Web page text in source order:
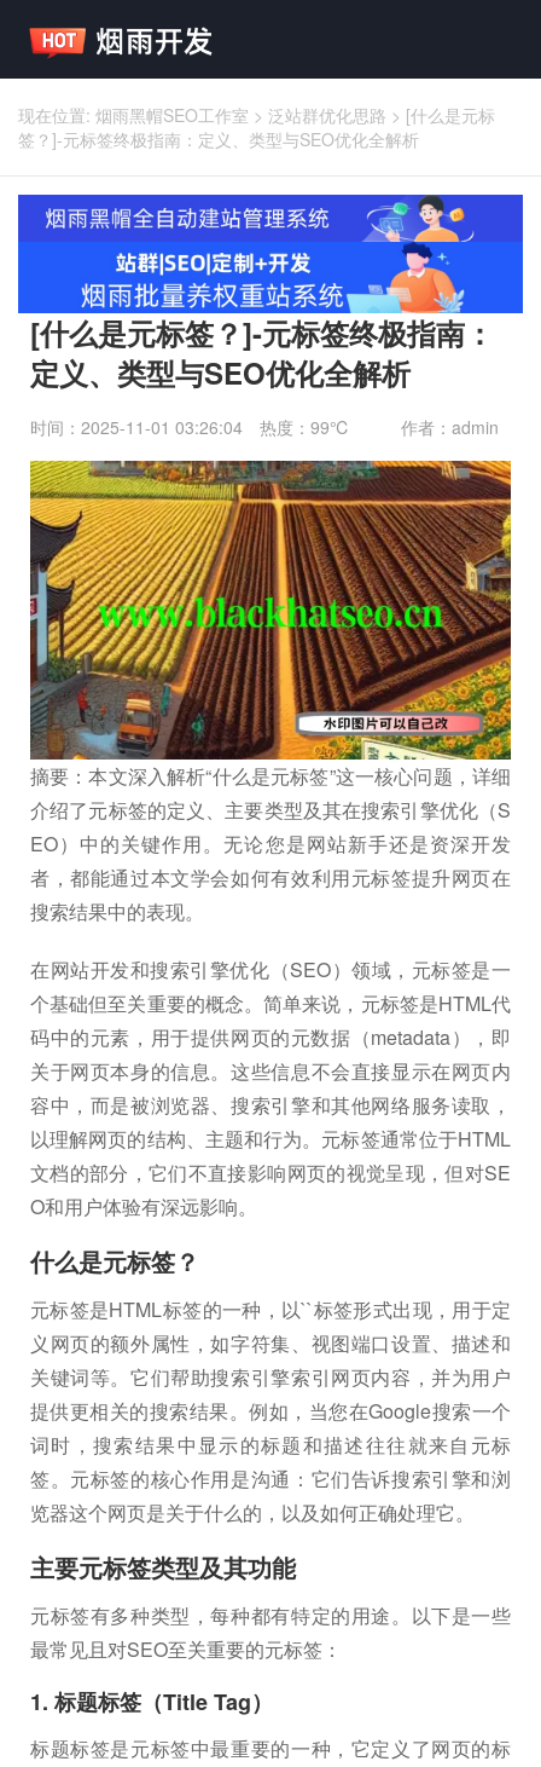
现在位置: 烟雨黑帽SEO工作室 > 泛站群优化思路 > [什么是元标
签？]-元标签终极指南：定义、类型与SEO优化全解析
[什么是元标签？]-元标签终极指南：
定义、类型与SEO优化全解析
时间：2025-11-01 03:26:04 作者：admin
热度：99℃
摘要：本文深入解析“什么是元标签”这一核心问题，详细
介绍了元标签的定义、主要类型及其在搜索引擎优化（S
EO）中的关键作用。无论您是网站新手还是资深开发
者，都能通过本文学会如何有效利用元标签提升网页在
搜索结果中的表现。
在网站开发和搜索引擎优化（SEO）领域，元标签是一
个基础但至关重要的概念。简单来说，元标签是HTML代
码中的元素，用于提供网页的元数据（metadata），即
关于网页本身的信息。这些信息不会直接显示在网页内
容中，而是被浏览器、搜索引擎和其他网络服务读取，
以理解网页的结构、主题和行为。元标签通常位于HTML
文档的部分，它们不直接影响网页的视觉呈现，但对SE
O和用户体验有深远影响。
什么是元标签？
元标签是HTML标签的一种，以``标签形式出现，用于定
义网页的额外属性，如字符集、视图端口设置、描述和
关键词等。它们帮助搜索引擎索引网页内容，并为用户
提供更相关的搜索结果。例如，当您在Google搜索一个
词时，搜索结果中显示的标题和描述往往就来自元标
签。元标签的核心作用是沟通：它们告诉搜索引擎和浏
览器这个网页是关于什么的，以及如何正确处理它。
主要元标签类型及其功能
元标签有多种类型，每种都有特定的用途。以下是一些
最常见且对SEO至关重要的元标签：
1. 标题标签（Title Tag）
标题标签是元标签中最重要的一种，它定义了网页的标